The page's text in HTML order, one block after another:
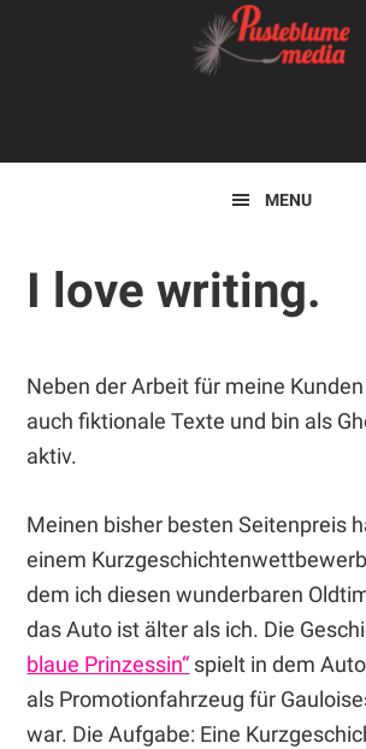
MENU
I love writing.
Neben der Arbeit für meine
auch fiktionale Texte und bin als
aktiv.
Meinen bisher besten Seitenpreis
einem
dem ich diesen wunderbaren
das Auto ist älter als ich. Die
blaue Prinzessin“ spielt in dem
als Promotionfahrzeug für
war. Die Aufgabe: Eine